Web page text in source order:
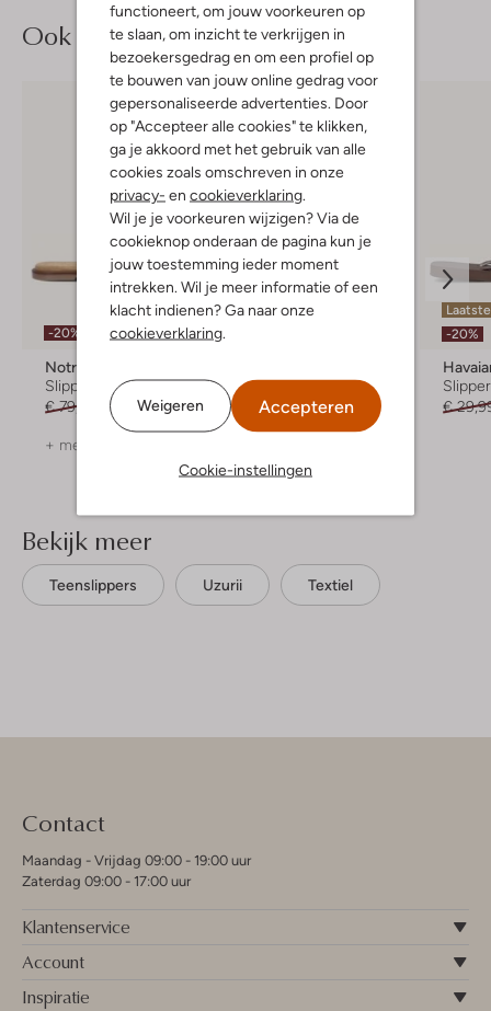
functioneert, om jouw voorkeuren op
te slaan, om inzicht te verkrijgen in
bezoekersgedrag en om een profiel op
te bouwen van jouw online gedrag voor
gepersonaliseerde advertenties. Door
op "Accepteer alle cookies" te klikken,
ga je akkoord met het gebruik van alle
cookies zoals omschreven in onze
privacy- en cookieverklaring
Wil je je voorkeuren wijzigen? Via de
cookieknop onderaan de pagina kun je
jouw toestemming ieder moment
intrekken. Wil je meer informatie of een
klacht indienen? Ga naar onze
cookieverklaring
Weigeren Accepteren
Cookie-instellingen
Ook iets voor jou?
-20%
Notre-V
Slippers
€ 79,99
€ 63,99
+ meer kleuren
Muiltjes
€ 89,99 € 71,99
-20%
€
Bekijk meer
Teenslippers Uzurii Textiel
Contact
Maandag - Vrijdag 09:00 - 19:00 uur
Zaterdag 09:00 - 17:00 uur
Klantenservice
Account
Inspiratie